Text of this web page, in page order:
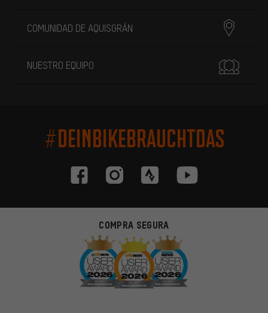
COMUNIDAD DE AQUISGRÁN
NUESTRO EQUIPO
#DEINBIKEBRAUCHTDAS
COMPRA SEGURA